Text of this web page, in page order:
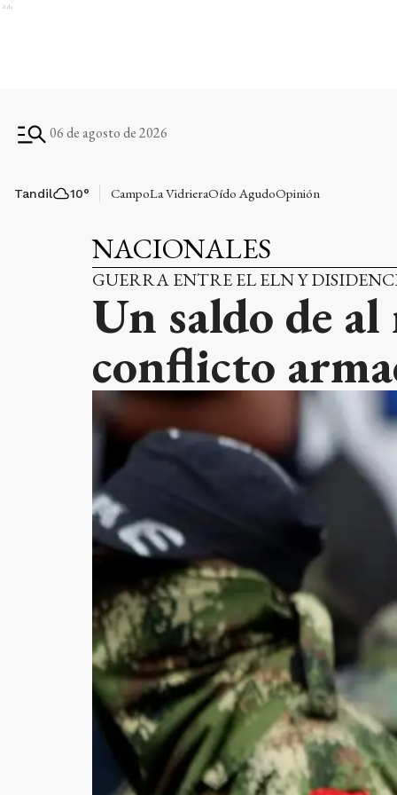
Ads
06 de agosto de 2026
Tandil 10° CampoLa VidrieraOído AgudoOpinión
NACIONALES
GUERRA ENTRE EL ELN Y
Un saldo de
conflicto